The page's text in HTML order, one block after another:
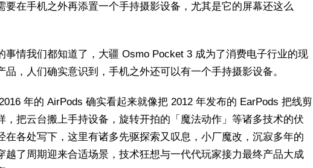
要在手机之外再添置一个手持摄影设备，尤其是它的屏幕还这么
事情我们都知道了，大疆 Osmo Pocket 3 成为了消费电子行业的现
品，人们确实意识到，手机之外还可以有一个手持摄影设备。
年的 AirPods 确实看起来就像把 2012 年发布的 EarPods 把线剪
，把云台搬上手持设备，旋转开拍的「魔法动作」等诸多技术的伏
在各处写下，这里有诸多先驱探索又叹息，小厂魔改，沉寂多年的
越了周期迎来合适场景，技术狂想与一代代玩家接力最终产品大成